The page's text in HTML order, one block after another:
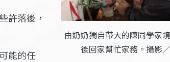
由奶奶獨自帶大的陳同學家
後回家幫忙家務。攝影
許落後，
能的任